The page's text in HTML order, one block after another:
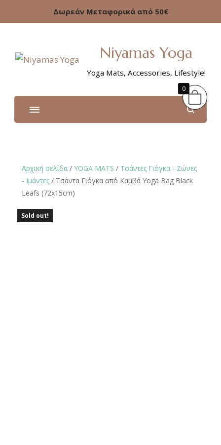
Δωρεάν Μεταφορικά από 50€
Niyamas Yoga
Yoga Mats, Accessories, Lifestyle!
Αρχική σελίδα / YOGA MATS / Τσάντες Γιόγκα - Ζώνες
- Ιμάντες / Τσάντα Γιόγκα από Καμβά Yoga Bag Black
Leafs (72x15cm)
Sold out!
0